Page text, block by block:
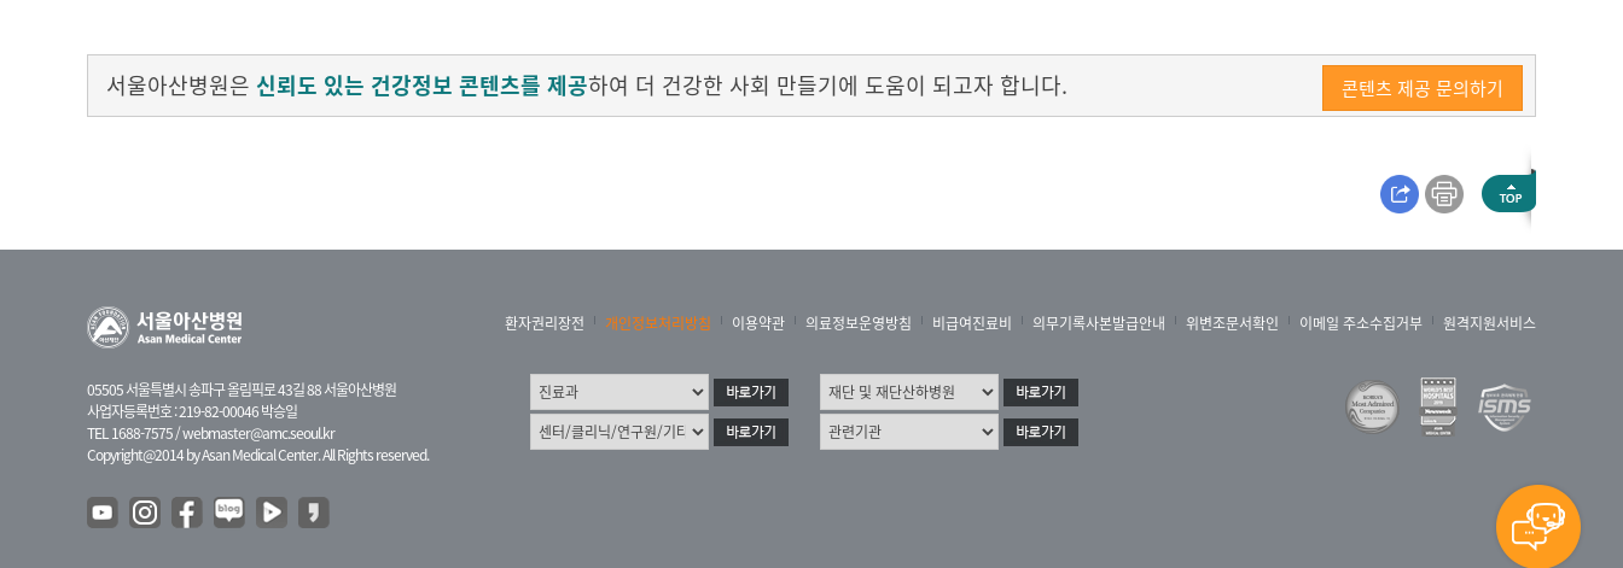
서울아산병원은 신뢰도 있는 건강정보 콘텐츠를 제공하여 더 건강한 사회 만들기에 도움이 되고자 합니다. 콘텐츠 제공 문의하기
05505 서울특별시 송파구 올림픽로 43길 88 서울아산병원
사업자등록번호 : 219-82-00046 박승일
TEL 1688-7575 /webmaster@amc.seoul.kr
Copyright@2014 by Asan Medical Center. All Rights reserved.
환자권리장전 개인정보처리방침 이용약관 의료정보운영방침 비급여진료비 의무기록사본발급안내 위변조문서확인 이메일 주소수집거부 원격지원서비스